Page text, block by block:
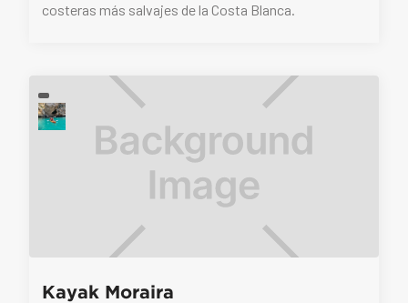
costeras más salvajes de la Costa Blanca.
Kayak Moraira